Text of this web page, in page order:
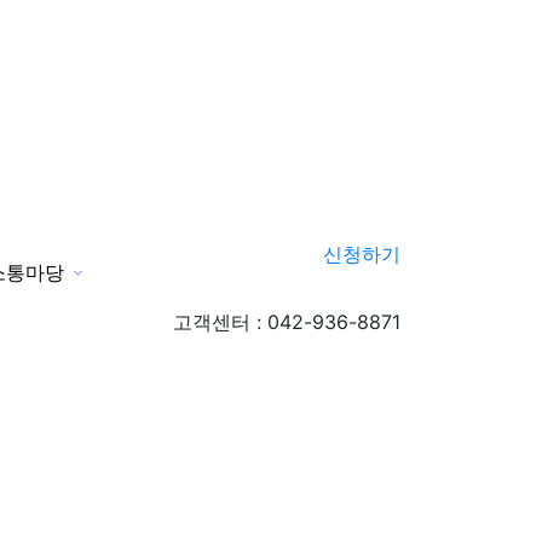
통마당
신청하기
고객센터 : 042-936-8871